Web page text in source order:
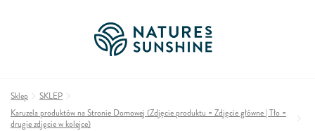
Sklep
SKLEP
Karuzela produktów na Stronie Domowej (Zdjęcie produktu = Zdjęcie główne | Tło =
drugie zdjęcie w kolejce)